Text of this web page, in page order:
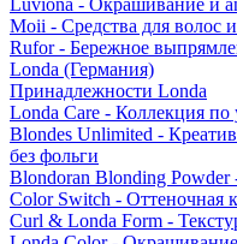
Luviona - Окрашивание и
Moii - Средства для волос
Rufor - Бережное
Londa (Германия)
Принадлежности Londa
Londa Care - Коллекция по
Blondes Unlimited -
без фольги
Blondoran Blonding Powder
Color Switch - Оттеночная
Curl & Londa Form -